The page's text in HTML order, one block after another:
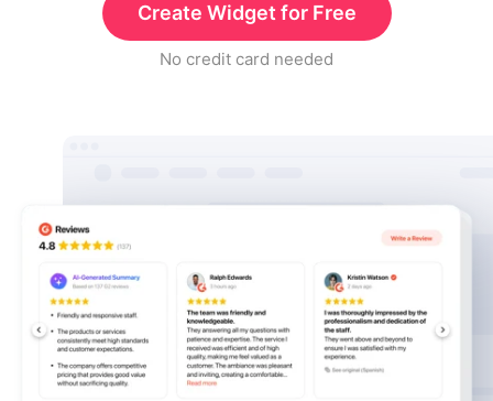
Create Widget for Free
No credit card needed